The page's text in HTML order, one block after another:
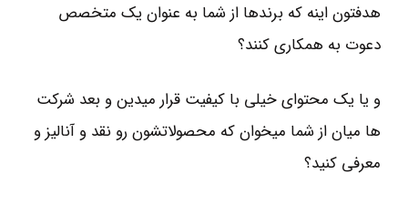
هدفتون اینه که برندها از شما به عنوان یک متخصص
دعوت به همکاری کنند؟
و یا یک محتوای خیلی با کیفیت قرار میدین و بعد شرکت
ها میان از شما میخوان که محصولاتشون رو نقد و آنالیز و
معرفی کنید؟